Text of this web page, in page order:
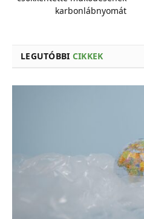
karbonlábnyomát
LEGUTÓBBI CIKKEK